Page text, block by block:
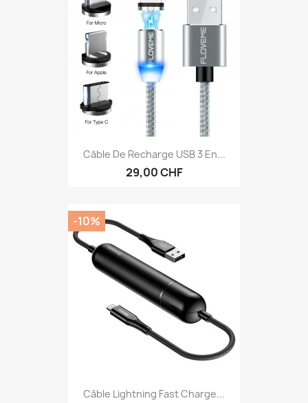
Câble De Recharge USB 3 En...
29,00 CHF
Câble Lightning Fast Charge...
-10%